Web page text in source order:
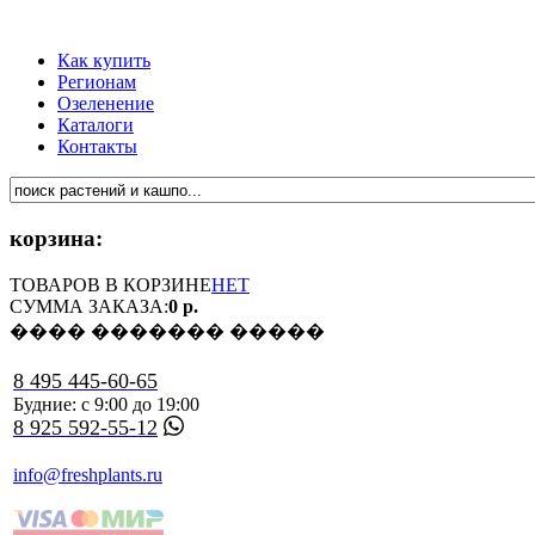
Как купить
Регионам
Озеленение
Каталоги
Контакты
корзина:
ТОВАРОВ В КОРЗИНЕНЕТ
СУММА ЗАКАЗА:0 р.
���� ������� �����
8 495 445-60-65
Будние: с 9:00 до 19:00
8 925 592-55-12
info@freshplants.ru